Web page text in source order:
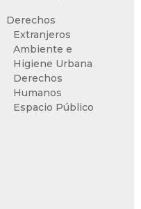
Derechos
Extranjeros
Ambiente e
Higiene Urbana
Derechos
Humanos
Espacio Público